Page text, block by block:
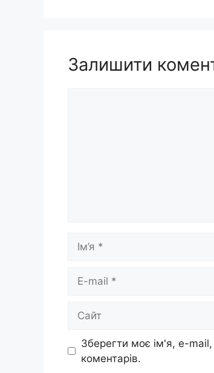
Залишити
mail
Зберегти моє ім'я, e-
коментарів.